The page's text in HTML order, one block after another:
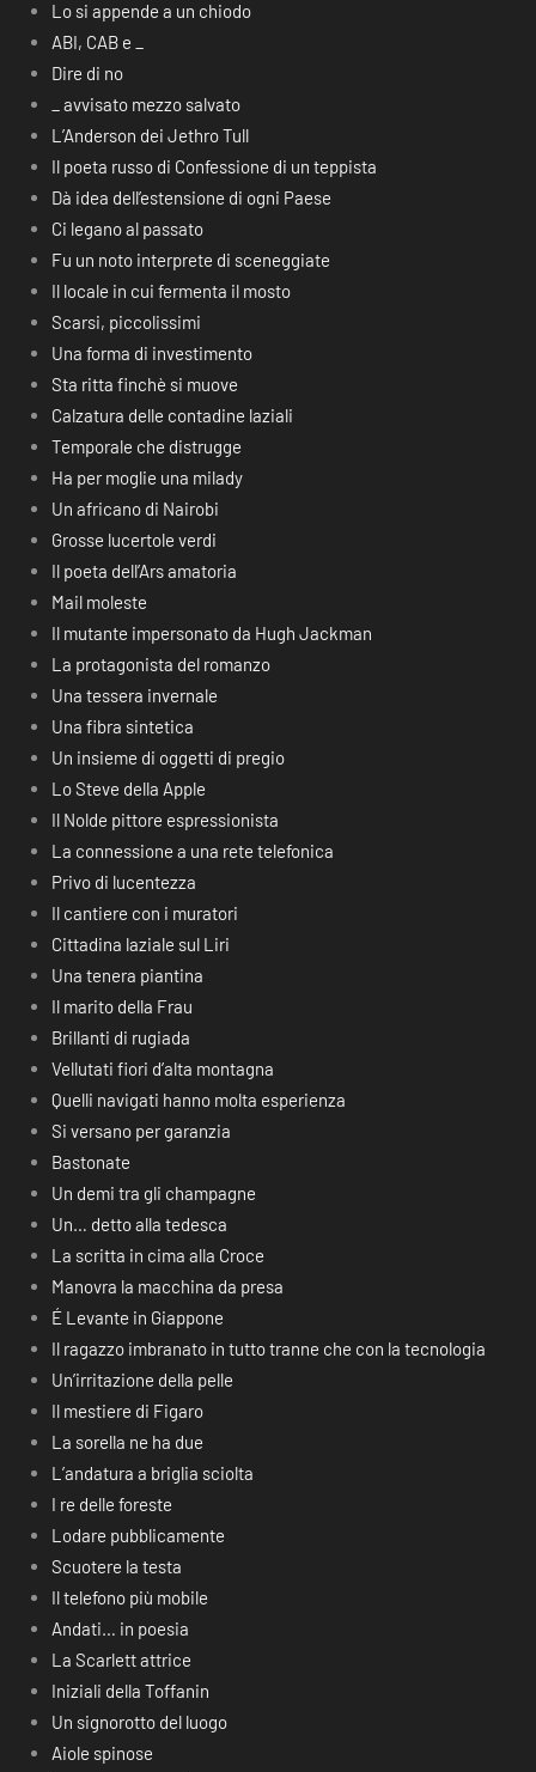
Lo si appende a un chiodo
ABI, CAB e _
Dire di no
_ avvisato mezzo salvato
L’Anderson dei Jethro Tull
Il poeta russo di Confessione di un teppista
Dà idea dell’estensione di ogni Paese
Ci legano al passato
Fu un noto interprete di sceneggiate
Il locale in cui fermenta il mosto
Scarsi, piccolissimi
Una forma di investimento
Sta ritta finchè si muove
Calzatura delle contadine laziali
Temporale che distrugge
Ha per moglie una milady
Un africano di Nairobi
Grosse lucertole verdi
Il poeta dell’Ars amatoria
Mail moleste
Il mutante impersonato da Hugh Jackman
La protagonista del romanzo
Una tessera invernale
Una fibra sintetica
Un insieme di oggetti di pregio
Lo Steve della Apple
Il Nolde pittore espressionista
La connessione a una rete telefonica
Privo di lucentezza
Il cantiere con i muratori
Cittadina laziale sul Liri
Una tenera piantina
Il marito della Frau
Brillanti di rugiada
Vellutati fiori d’alta montagna
Quelli navigati hanno molta esperienza
Si versano per garanzia
Bastonate
Un demi tra gli champagne
Un… detto alla tedesca
La scritta in cima alla Croce
Manovra la macchina da presa
É Levante in Giappone
Il ragazzo imbranato in tutto tranne che con la tecnologia
Un’irritazione della pelle
Il mestiere di Figaro
La sorella ne ha due
L’andatura a briglia sciolta
I re delle foreste
Lodare pubblicamente
Scuotere la testa
Il telefono più mobile
Andati… in poesia
La Scarlett attrice
Iniziali della Toffanin
Un signorotto del luogo
Aiole spinose